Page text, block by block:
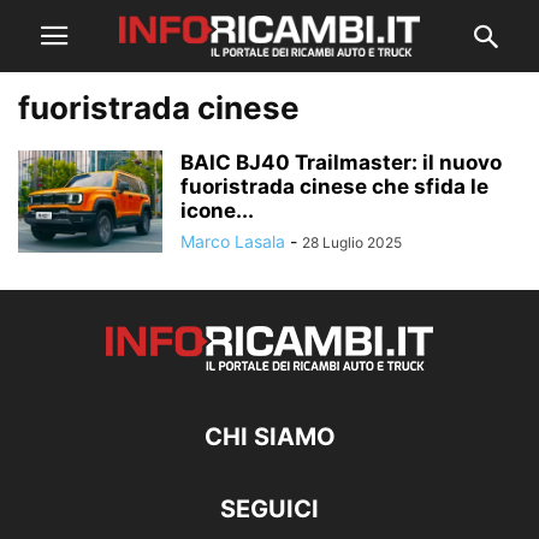
fuoristrada cinese
BAIC BJ40 Trailmaster: il nuovo
fuoristrada cinese che sfida le
icone...
Marco Lasala - 28 Luglio 2025
CHI SIAMO
SEGUICI